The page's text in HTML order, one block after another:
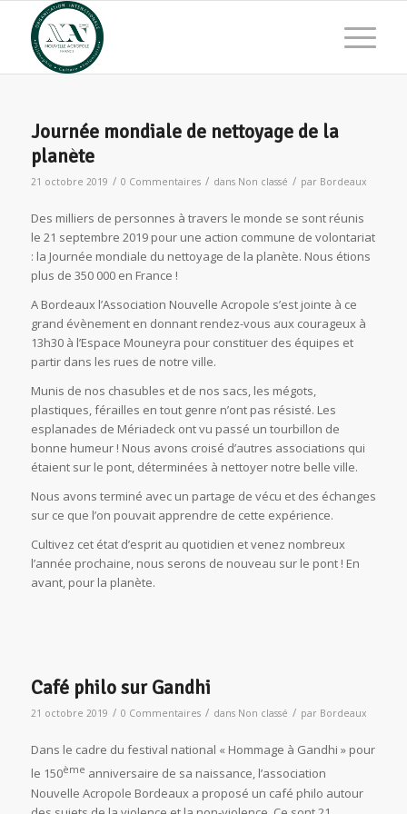
Journée mondiale de nettoyage de la
planète
21 octobre 2019 / 0 Commentaires / dans Non classé / par Bordeaux
Des milliers de personnes à travers le monde se sont réunis
le 21 septembre 2019 pour une action commune de volontariat
: la Journée mondiale du nettoyage de la planète. Nous étions
plus de 350 000 en France !
A Bordeaux l’Association Nouvelle Acropole s’est jointe à ce
grand évènement en donnant rendez-vous aux courageux à
13h30 à l’Espace Mouneyra pour constituer des équipes et
partir dans les rues de notre ville.
Munis de nos chasubles et de nos sacs, les mégots,
plastiques, férailles en tout genre n’ont pas résisté. Les
esplanades de Mériadeck ont vu passé un tourbillon de
bonne humeur ! Nous avons croisé d’autres associations qui
étaient sur le pont, déterminées à nettoyer notre belle ville.
Nous avons terminé avec un partage de vécu et des échanges
sur ce que l’on pouvait apprendre de cette expérience.
Cultivez cet état d’esprit au quotidien et venez nombreux
l’année prochaine, nous serons de nouveau sur le pont ! En
avant, pour la planète.
Café philo sur Gandhi
21 octobre 2019 / 0 Commentaires / dans Non classé / par Bordeaux
Dans le cadre du festival national « Hommage à Gandhi » pour
le 150ème anniversaire de sa naissance, l’association
Nouvelle Acropole Bordeaux a proposé un café philo autour